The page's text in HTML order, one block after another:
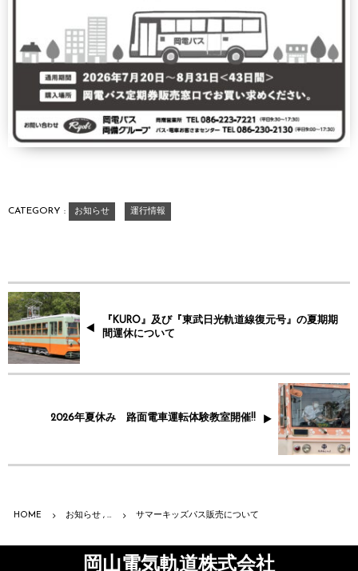
CATEGORY : お知らせ 運行情報
『KURO』及び『東武日光軌道線復元号』の夏期期
間運休について
2026年夏休み 路面電車運転体験教室開催!!
HOME お知らせ , … サマーキッズパス販売について
岡山電気軌道株式会社